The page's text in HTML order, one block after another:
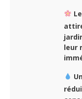
leur